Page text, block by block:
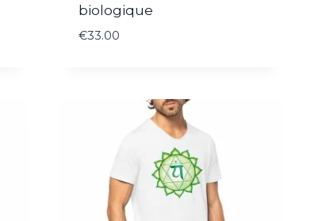
biologique
€33.00